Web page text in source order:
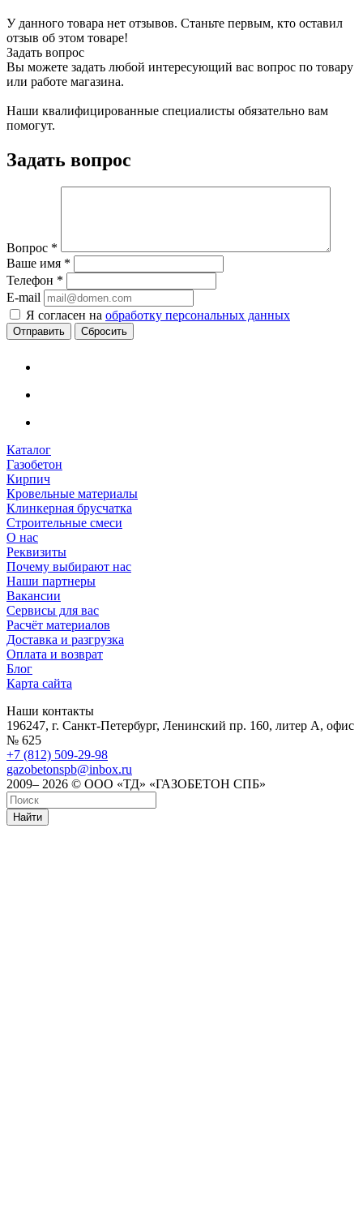
У данного товара нет отзывов. Станьте первым, кто оставил
отзыв об этом товаре!
Задать вопрос
Вы можете задать любой интересующий вас вопрос по товару
или работе магазина.
Наши квалифицированные специалисты обязательно вам
помогут.
Задать вопрос
Вопрос *
Ваше имя *
Телефон *
E-mail
Я согласен на обработку персональных данных
Сбросить
Каталог
Газобетон
Кирпич
Кровельные материалы
Клинкерная брусчатка
Строительные смеси
О нас
Реквизиты
Почему выбирают нас
Наши партнеры
Вакансии
Сервисы для вас
Расчёт материалов
Доставка и разгрузка
Оплата и возврат
Блог
Карта сайта
Наши контакты
196247, г. Санкт-Петербург, Ленинский пр. 160, литер А, офис
№ 625
+7 (812) 509-29-98
gazobetonspb@inbox.ru
2009– 2026 © ООО «ТД» «ГАЗОБЕТОН СПБ»
Найти